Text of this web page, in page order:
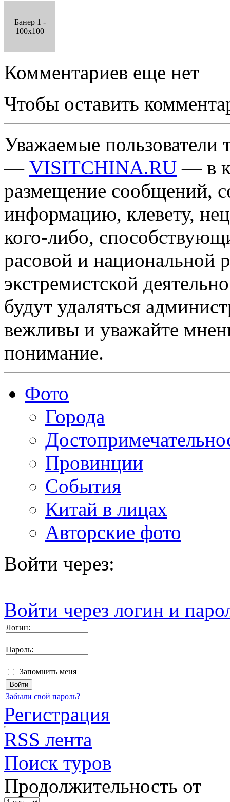
Банер 1 -
100x100
Комментариев еще нет
Чтобы оставить
Уважаемые пользователи
— VISITCHINA.RU — в
размещение сообщений,
информацию, клевету,
кого-либо,
расовой и национальной
экстремистской
будут удаляться
вежливы и уважайте
понимание.
Фото
Города
Провинции
События
Китай в лицах
Авторские фото
Войти через:
Войти через логин и
Логин:
Пароль:
Запомнить меня
Забыли свой пароль?
Регистрация
RSS лента
Поиск туров
Продолжительность от